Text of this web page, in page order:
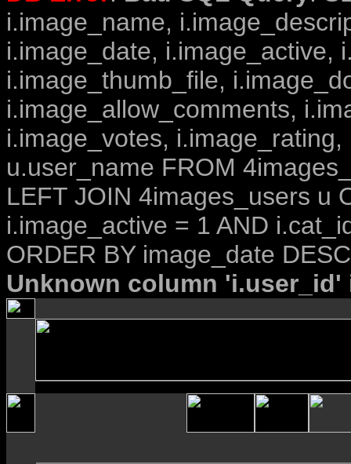
i.image_name,
i.image_date, i.image_active,
i.image_thumb_file,
i.image_allow_comments,
i.image_votes,
u.user_name FROM
LEFT JOIN 4images_users u
i.image_active = 1 AND
ORDER BY image_date
Unknown column